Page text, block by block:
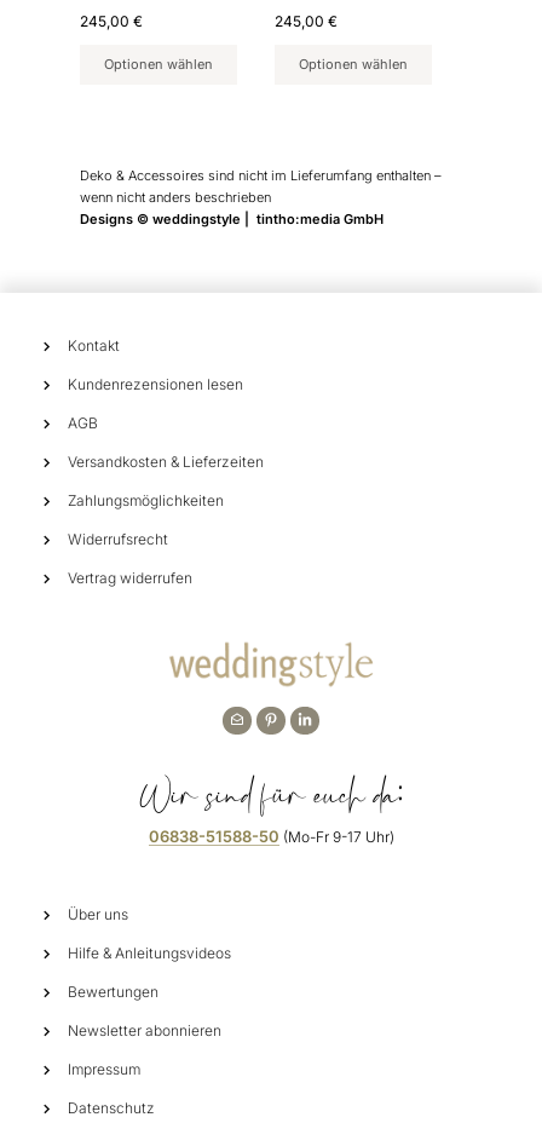
245,00 €
Optionen wählen
245,00€
Optionen wählen
Deko & Accessoires sind nicht im Lieferumfang enthalten –
wenn nicht anders beschrieben
Designs © weddingstyle | tintho:media GmbH
Kontakt
Kundenrezensionen lesen
AGB
Versandkosten & Lieferzeiten
Zahlungsmöglichkeiten
Widerrufsrecht
Vertrag widerrufen
Wir sind für euch da:
06838-51588-50 (Mo-Fr 9-17 Uhr)
Über uns
Hilfe & Anleitungsvideos
Bewertungen
Newsletter abonnieren
Impressum
Datenschutz